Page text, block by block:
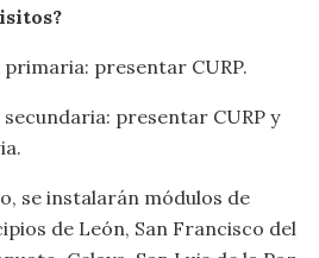
presentar CURP.
presentar CURP y
se instalarán módulos de
de León, San Francisco del